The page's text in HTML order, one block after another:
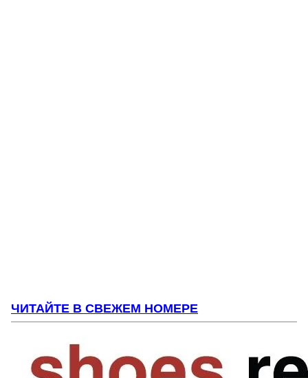
ЧИТАЙТЕ В СВЕЖЕМ НОМЕРЕ